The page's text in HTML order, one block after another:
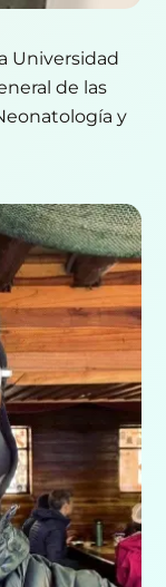
Universidad
de las
y